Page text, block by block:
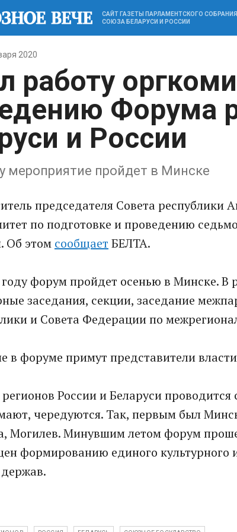
САЙТ ГАЗЕТЫ ПАРЛАМЕНТСКОГО СОБРАНИЯ
СОЮЗА БЕЛАРУСИ И РОССИИ
2020
работу
Форума
и России
мероприятие пройдет в Минске
председателя Совета республики
по подготовке и проведению
Об этом сообщает БЕЛТА.
форум пройдет осенью в Минске. В
заседания, секции, заседание
и Совета Федерации по
в форуме примут представители
России и Беларуси проводится
чередуются. Так, первым был
Могилев. Минувшим летом форум
формированию единого культурного